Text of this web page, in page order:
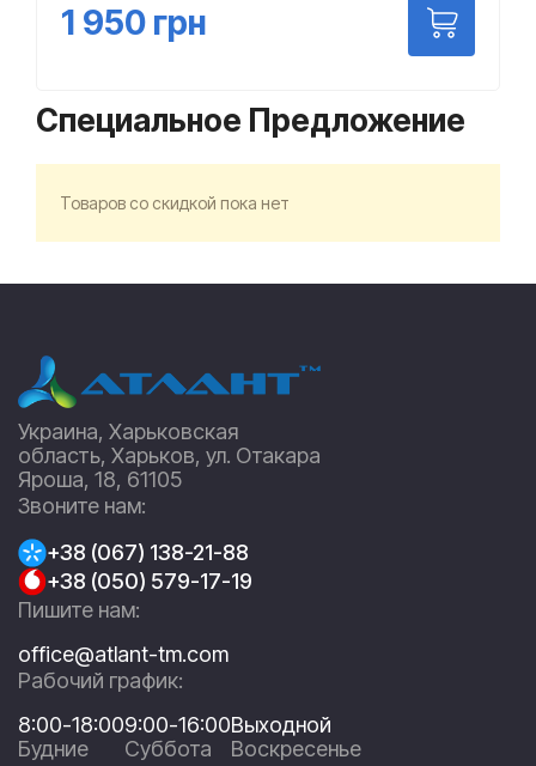
1 950 грн
Специальное Предложение
Товаров со скидкой пока нет
Украина, Харьковская
область, Харьков, ул. Отакара
Яроша, 18, 61105
Звоните нам:
+38 (067) 138-21-88
+38 (050) 579-17-19
Пишите нам:
office@atlant-tm.com
Рабочий график:
8:00-18:00
Будние
9:00-16:00
Суббота
Выходной
Воскресенье